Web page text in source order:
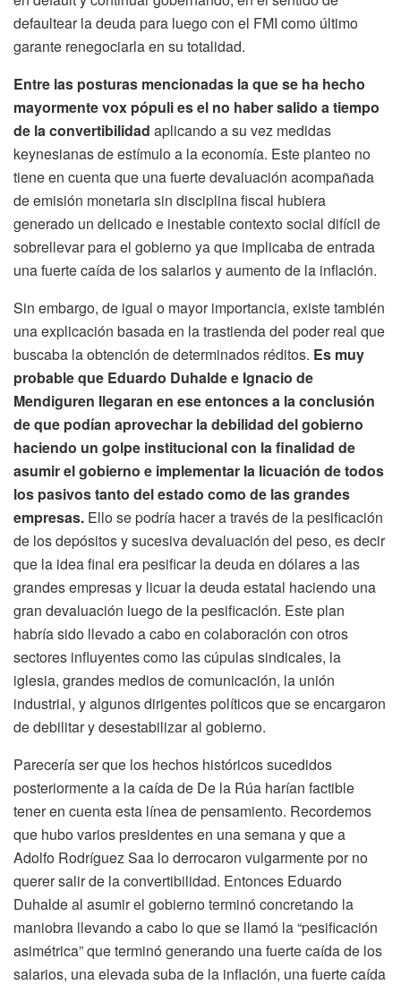
defaultear la deuda para luego con el FMI como último
garante renegociarla en su totalidad.
Entre las posturas mencionadas la que se ha hecho
mayormente vox pópuli es el no haber salido a tiempo
de la convertibilidad aplicando a su vez medidas
keynesianas de estímulo a la economía. Este planteo no
tiene en cuenta que una fuerte devaluación acompañada
de emisión monetaria sin disciplina fiscal hubiera
generado un delicado e inestable contexto social difícil de
sobrellevar para el gobierno ya que implicaba de entrada
una fuerte caída de los salarios y aumento de la inflación.
Sin embargo, de igual o mayor importancia, existe también
una explicación basada en la trastienda del poder real que
buscaba la obtención de determinados réditos. Es muy
probable que Eduardo Duhalde e Ignacio de
Mendiguren llegaran en ese entonces a la conclusión
de que podían aprovechar la debilidad del gobierno
haciendo un golpe institucional con la finalidad de
asumir el gobierno e implementar la licuación de todos
los pasivos tanto del estado como de las grandes
empresas. Ello se podría hacer a través de la pesificación
de los depósitos y sucesiva devaluación del peso, es decir
que la idea final era pesificar la deuda en dólares a las
grandes empresas y licuar la deuda estatal haciendo una
gran devaluación luego de la pesificación. Este plan
habría sido llevado a cabo en colaboración con otros
sectores influyentes como las cúpulas sindicales, la
iglesia, grandes medios de comunicación, la unión
industrial, y algunos dirigentes políticos que se encargaron
de debilitar y desestabilizar al gobierno.
Parecería ser que los hechos históricos sucedidos
posteriormente a la caída de De la Rúa harían factible
tener en cuenta esta línea de pensamiento. Recordemos
que hubo varios presidentes en una semana y que a
Adolfo Rodríguez Saa lo derrocaron vulgarmente por no
querer salir de la convertibilidad. Entonces Eduardo
Duhalde al asumir el gobierno terminó concretando la
maniobra llevando a cabo lo que se llamó la “pesificación
asimétrica” que terminó generando una fuerte caída de los
salarios, una elevada suba de la inflación, una fuerte caída